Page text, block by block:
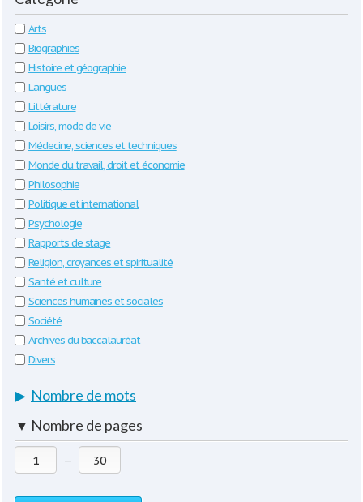
Arts
Biographies
Histoire et géographie
Langues
Littérature
Loisirs, mode de vie
Médecine, sciences et techniques
Monde du travail, droit et économie
Philosophie
Politique et international
Psychologie
Rapports de stage
Religion, croyances et spiritualité
Santé et culture
Sciences humaines et sociales
Société
Archives du baccalauréat
Divers
▶ Nombre de mots
▼ Nombre de pages
—